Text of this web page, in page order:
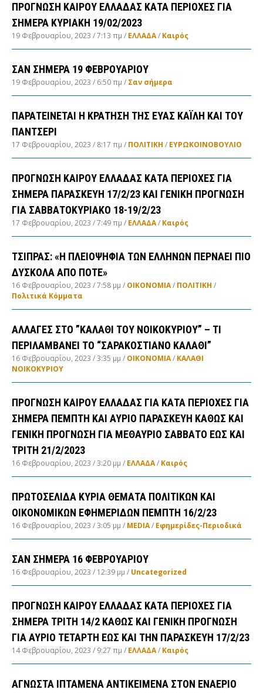
ΠΡΟΓΝΩΣΗ ΚΑΙΡΟΥ ΕΛΛΑΔΑΣ ΚΑΤΑ ΠΕΡΙΟΧΕΣ ΓΙΑ
ΣΗΜΕΡΑ ΚΥΡΙΑΚΗ 19/02/2023
19 Φεβρουαρίου, 2023 7:13 πμ ΕΛΛΑΔA/ Καιρός
ΣΑΝ ΣΗΜΕΡΑ 19 ΦΕΒΡΟΥΑΡΙΟΥ
19 Φεβρουαρίου, 2023 6:50 πμ Σαν σήμερα
ΠΑΡΑΤΕΙΝΕΤΑΙ Η ΚΡΑΤΗΣΗ ΤΗΣ ΕΥΑΣ ΚΑΪΛΗ ΚΑΙ ΤΟΥ
ΠΑΝΤΣΕΡΙ
17 Φεβρουαρίου, 2023 8:17 πμ ΠΟΛΙΤΙΚΗ / ΕΥΡΩΚΟΙΝΟΒΟΥΛΙΟ
ΠΡΟΓΝΩΣΗ ΚΑΙΡΟΥ ΕΛΛΑΔΑΣ ΚΑΤΑ ΠΕΡΙΟΧΕΣ ΓΙΑ
ΣΗΜΕΡΑ ΠΑΡΑΣΚΕΥΗ 17/2/23 ΚΑΙ ΓΕΝΙΚΗ ΠΡΟΓΝΩΣΗ
ΓΙΑ ΣΑΒΒΑΤΟΚΥΡΙΑΚΟ 18-19/2/23
17 Φεβρουαρίου, 2023 7:49 πμ ΕΛΛΑΔA/ Καιρός
ΤΣΙΠΡΑΣ: «Η ΠΛΕΙΟΨΗΦΙΑ ΤΩΝ ΕΛΛΗΝΩΝ ΠΕΡΝΑΕΙ ΠΙΟ
ΔΥΣΚΟΛΑ ΑΠΟ ΠΟΤΕ»
16 Φεβρουαρίου, 2023 7:58 μμ ΟΙΚΟΝΟΜΙΑ/ ΠΟΛΙΤΙΚΗ /
Πολιτικά Κόμματα
ΑΛΛΑΓΕΣ ΣΤΟ ”ΚΑΛΑΘΙ ΤΟΥ ΝΟΙΚΟΚΥΡΙΟΥ” – ΤΙ
ΠΕΡΙΛΑΜΒΑΝΕΙ ΤΟ “ΣΑΡΑΚΟΣΤΙΑΝΟ ΚΑΛΑΘΙ”
16 Φεβρουαρίου, 2023 3:35 μμ ΟΙΚΟΝΟΜΙΑ/ ΚΑΛΑΘΙ
ΝΟΙΚΟΚΥΡΙΟΥ
ΠΡΟΓΝΩΣΗ ΚΑΙΡΟΥ ΕΛΛΑΔΑΣ ΓΙΑ ΚΑΤΑ ΠΕΡΙΟΧΕΣ ΓΙΑ
ΣΗΜΕΡΑ ΠΕΜΠΤΗ ΚΑΙ ΑΥΡΙΟ ΠΑΡΑΣΚΕΥΗ ΚΑΘΩΣ ΚΑΙ
ΓΕΝΙΚΗ ΠΡΟΓΝΩΣΗ ΓΙΑ ΜΕΘΑΥΡΙΟ ΣΑΒΒΑΤΟ ΕΩΣ ΚΑΙ
ΤΡΙΤΗ 21/2/2023
16 Φεβρουαρίου, 2023 3:20 μμ ΕΛΛΑΔA/ Καιρός
ΠΡΩΤΟΣΕΛΙΔΑ ΚΥΡΙΑ ΘΕΜΑΤΑ ΠΟΛΙΤΙΚΩΝ ΚΑΙ
ΟΙΚΟΝΟΜΙΚΩΝ ΕΦΗΜΕΡΙΔΩΝ ΠΕΜΠΤΗ 16/2/23
16 Φεβρουαρίου, 2023 3:05 μμ MEDIA/ Εφημερίδες-Περιοδικά
ΣΑΝ ΣΗΜΕΡΑ 16 ΦΕΒΡΟΥΑΡΙΟΥ
16 Φεβρουαρίου, 2023 12:39 μμ Uncategorized
ΠΡΟΓΝΩΣΗ ΚΑΙΡΟΥ ΕΛΛΑΔΑΣ ΚΑΤΑ ΠΕΡΙΟΧΕΣ ΓΙΑ
ΣΗΜΕΡΑ ΤΡΙΤΗ 14/2 ΚΑΘΩΣ ΚΑΙ ΓΕΝΙΚΗ ΠΡΟΓΝΩΣΗ
ΓΙΑ ΑΥΡΙΟ ΤΕΤΑΡΤΗ ΕΩΣ ΚΑΙ ΤΗΝ ΠΑΡΑΣΚΕΥΗ 17/2/23
14 Φεβρουαρίου, 2023 9:27 πμ ΕΛΛΑΔA/ Καιρός
ΑΓΝΩΣΤΑ ΙΠΤΑΜΕΝΑ ΑΝΤΙΚΕΙΜΕΝΑ ΣΤΟΝ ΕΝΑΕΡΙΟ